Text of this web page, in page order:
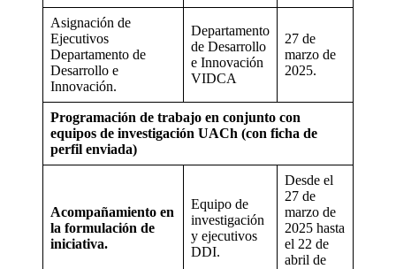
Asignación de
Ejecutivos
Departamento de
Desarrollo e
Innovación.
Departamento
de Desarrollo
e Innovación
VIDCA
27 de
marzo de
2025.
Programación de trabajo en conjunto con
equipos de investigación UACh (con ficha de
perfil enviada)
Acompañamiento en
la formulación de
iniciativa.
Equipo de
investigación
y ejecutivos
DDI.
Desde el
27 de
marzo de
2025 hasta
el 22 de
abril de